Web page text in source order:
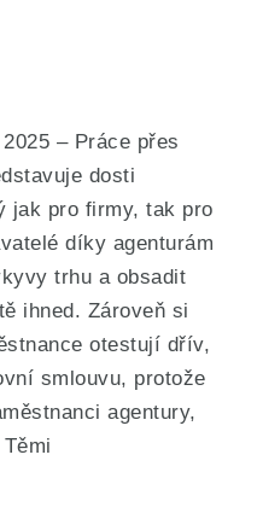
– Práce přes
dosti
jak pro firmy, tak pro
díky agenturám
trhu a obsadit
ihned. Zároveň si
otestují dřív,
smlouvu, protože
agentury,